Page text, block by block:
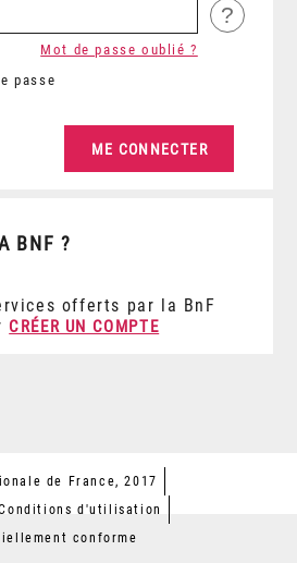
?
passe
Mot de passe oublié ?
BNF ?
offerts par la BnF
CRÉER UN COMPTE
de France, 2017
d'utilisation
conforme